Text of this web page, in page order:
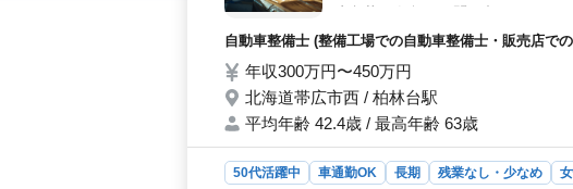
自動車整備士 (整備工場での自動車整備士・販売店で
年収300万円〜450万円
北海道帯広市西 / 柏林台駅
平均年齢 42.4歳 / 最高年齢 63歳
50代活躍中 車通勤OK 長期 残業なし・少なめ